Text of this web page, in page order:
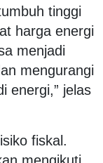
tinggi
harga energi
menjadi
mengurangi
energi,” jelas
fiskal.